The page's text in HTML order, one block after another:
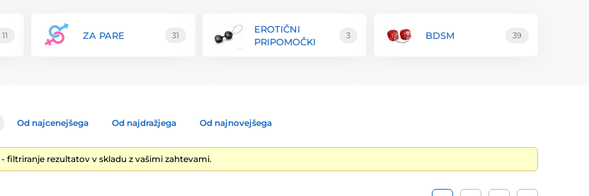
11 ZA PARE 31
EROTIČNI
PRIPOMOČKI
3 BDSM 39
Od najcenejšega Od najdražjega Od najnovejšega
- filtriranje rezultatov v skladu z vašimi zahtevami.